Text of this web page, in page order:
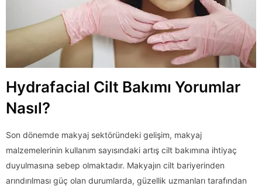
Hydrafacial Cilt Bakımı Yorumlar
Nasıl?
Son dönemde makyaj sektöründeki gelişim, makyaj
malzemelerinin kullanım sayısındaki artış cilt bakımına ihtiyaç
duyulmasına sebep olmaktadır. Makyajın cilt bariyerinden
arındırılması güç olan durumlarda, güzellik uzmanları tarafından